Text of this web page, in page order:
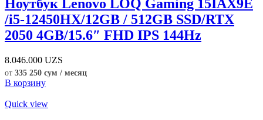
Ноутбук Lenovo LOQ Gaming 15IAX9E
/i5-12450HX/12GB / 512GB SSD/RTX
2050 4GB/15.6″ FHD IPS 144Hz
8.046.000 UZS
от 335 250 сум / месяц
В корзину
Quick view